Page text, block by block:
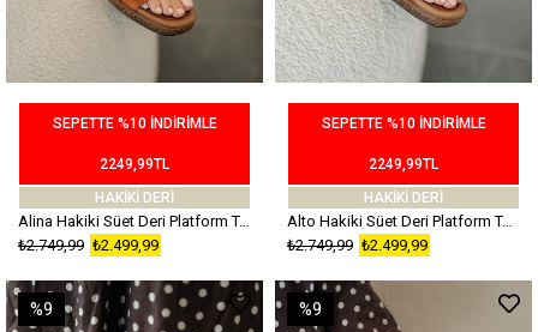
SEPETTE %10 İNDİRİMLE
2249,99TL
HAKİKİ DERİ
Alina Hakiki Süet Deri Platform Topuklu Ayakkabı Taba
₺2.499,99
₺2.749,99
SEPETTE %10 İNDİRİMLE
2249,99TL
HAKİKİ DERİ
Alto Hakiki Süet Deri Platform Topuklu Ayakkabı Taba
₺2.499,99
₺2.749,99
%9 %9